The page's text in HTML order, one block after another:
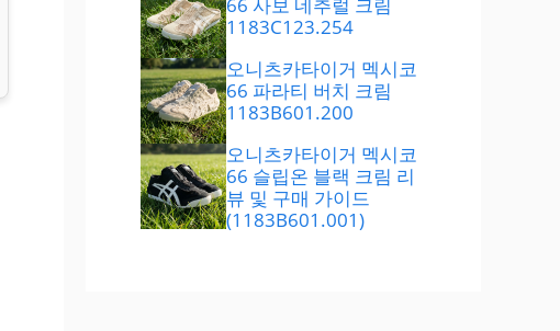
1183C123.254
오니츠카타이거 멕시코
66 파라티 버치 크림
1183B601.200
오니츠카타이거 멕시코
66 슬립온 블랙 크림 리
뷰 및 구매 가이드
(1183B601.001)